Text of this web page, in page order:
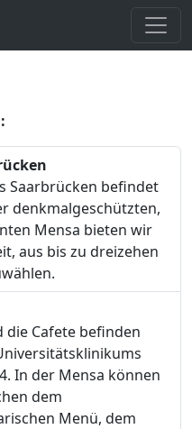
Saarbrücken befindet
denkmalgeschützten,
Mensa bieten wir
aus bis zu dreizehen
die Cafete befinden
In der Mensa können
dem
Menü, dem